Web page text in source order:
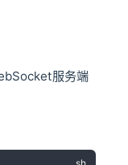
服务端